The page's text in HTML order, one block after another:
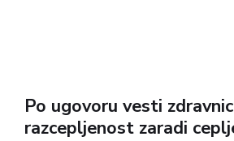
Po ugovoru vesti
razcepljenost zaradi